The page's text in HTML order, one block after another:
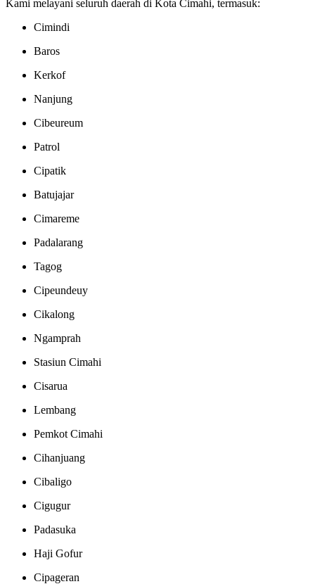
Kami melayani seluruh daerah di Kota Cimahi, termasuk:
Cimindi
Baros
Kerkof
Nanjung
Cibeureum
Patrol
Cipatik
Batujajar
Cimareme
Padalarang
Tagog
Cipeundeuy
Cikalong
Ngamprah
Stasiun Cimahi
Cisarua
Lembang
Pemkot Cimahi
Cihanjuang
Cibaligo
Cigugur
Padasuka
Haji Gofur
Cipageran